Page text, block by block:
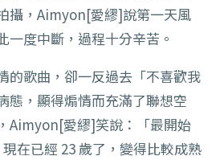
攝，Aimyon[愛繆]說第一天風
一度中斷，過程十分辛苦。
的歌曲，卻一反過去「不喜歡我
態，顯得煽情而充滿了聯想空
Aimyon[愛繆]笑說：「最開始
現在已經 23 歲了，變得比較成熟